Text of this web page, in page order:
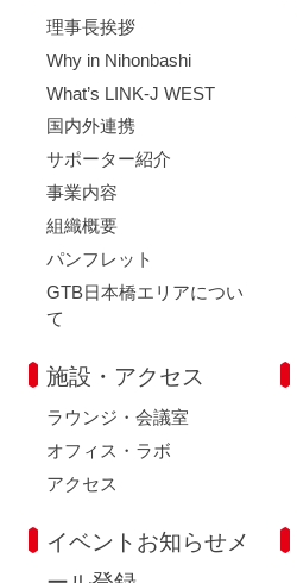
理事長挨拶
Why in Nihonbashi
What’s LINK-J WEST
国内外連携
サポーター紹介
事業内容
組織概要
パンフレット
GTB日本橋エリアについ
て
施設・アクセス
ラウンジ・会議室
オフィス・ラボ
アクセス
イベントお知らせメ